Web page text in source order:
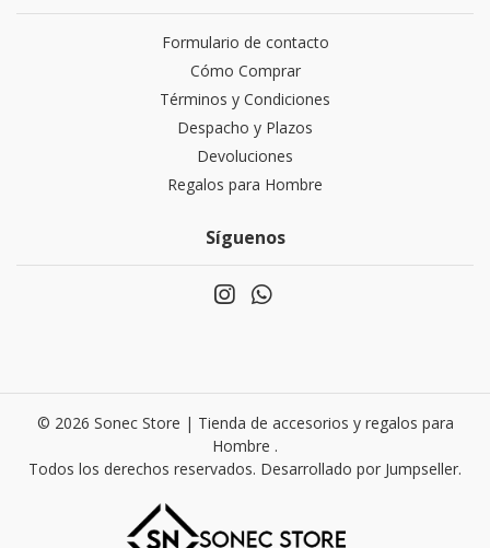
Formulario de contacto
Cómo Comprar
Términos y Condiciones
Despacho y Plazos
Devoluciones
Regalos para Hombre
Síguenos
© 2026 Sonec Store | Tienda de accesorios y regalos para
Hombre .
Todos los derechos reservados. Desarrollado por Jumpseller.